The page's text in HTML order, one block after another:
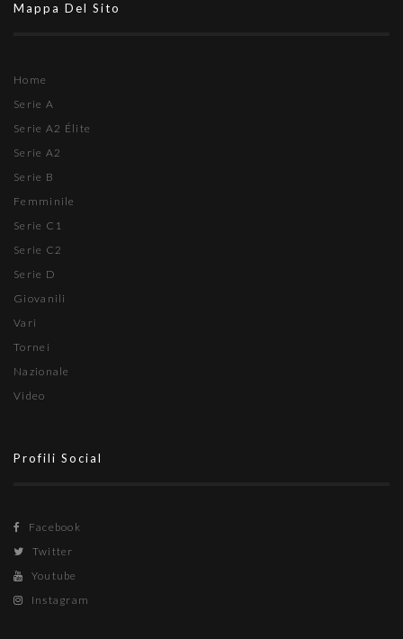
Mappa Del Sito
Home
Serie A
Serie A2 Élite
Serie A2
Serie B
Femminile
Serie C1
Serie C2
Serie D
Giovanili
Vari
Tornei
Nazionale
Video
Profili Social
Facebook
Twitter
Youtube
Instagram